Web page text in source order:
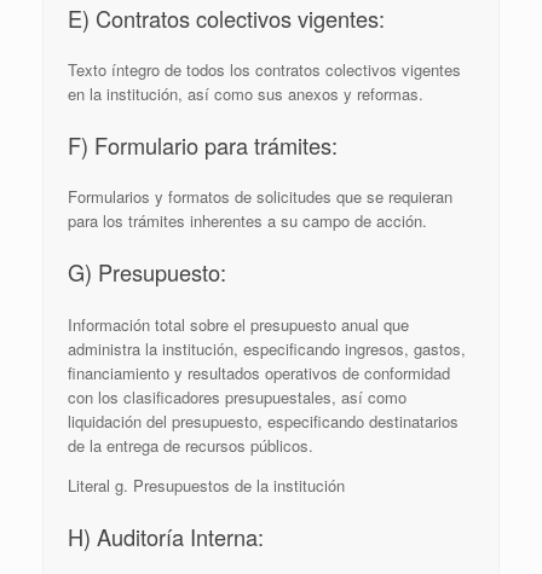
E) Contratos colectivos vigentes:
Texto íntegro de todos los contratos colectivos vigentes
en la institución, así­ como sus anexos y reformas.
F) Formulario para trámites:
Formularios y formatos de solicitudes que se requieran
para los trámites inherentes a su campo de acción.
G) Presupuesto:
Información total sobre el presupuesto anual que
administra la institución, especificando ingresos, gastos,
financiamiento y resultados operativos de conformidad
con los clasificadores presupuestales, así como
liquidación del presupuesto, especificando destinatarios
de la entrega de recursos públicos.
Literal g. Presupuestos de la institución
H) Auditoría Interna: